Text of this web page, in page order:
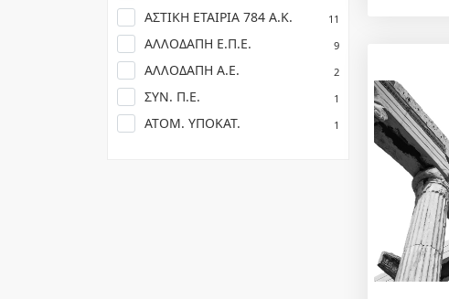
ΑΣΤΙΚΗ ΕΤΑΙΡΙΑ 784 Α.Κ. 11
ΑΛΛΟΔΑΠΗ Ε.Π.Ε. 9
ΑΛΛΟΔΑΠΗ Α.Ε. 2
ΣΥΝ. Π.Ε. 1
ΑΤΟΜ. ΥΠΟΚΑΤ. 1